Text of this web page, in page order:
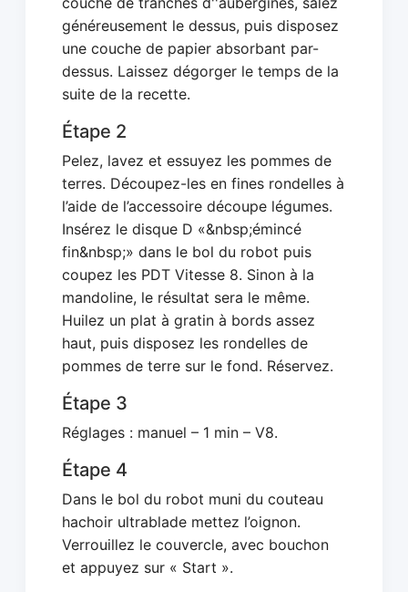
généreusement le dessus, puis disposez
une couche de papier absorbant par-
dessus. Laissez dégorger le temps de la
suite de la recette.
Étape 2
Pelez, lavez et essuyez les pommes de
terres. Découpez-les en fines rondelles à
l’aide de l’accessoire découpe légumes.
Insérez le disque D «&nbsp;émincé
fin&nbsp;» dans le bol du robot puis
coupez les PDT Vitesse 8. Sinon à la
mandoline, le résultat sera le même.
Huilez un plat à gratin à bords assez
haut, puis disposez les rondelles de
pommes de terre sur le fond. Réservez.
Étape 3
Réglages : manuel – 1 min – V8.
Étape 4
Dans le bol du robot muni du couteau
hachoir ultrablade mettez l’oignon.
Verrouillez le couvercle, avec bouchon
et appuyez sur « Start ».